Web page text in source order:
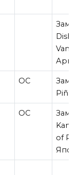
ОС
ОС
of